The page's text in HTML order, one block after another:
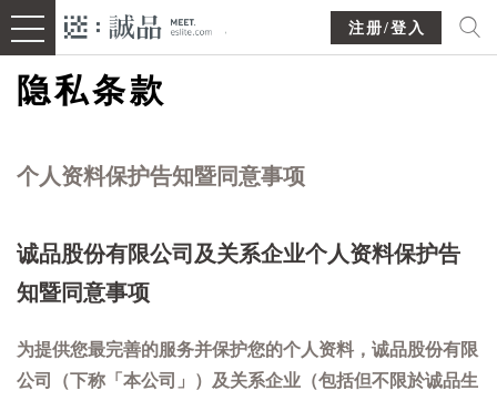
注册/登入
隐私条款
个人资料保护告知暨同意事项
诚品股份有限公司及关系企业个人资料保护告
知暨同意事项
为提供您最完善的服务并保护您的个人资料，诚品股份有限
公司（下称「本公司」）及关系企业（包括但不限於诚品生